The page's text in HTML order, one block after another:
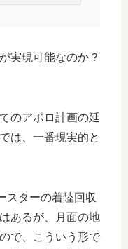
実現可能なのか？
のアポロ計画の延
は、一番現実的と
スターの着陸回収
あるが、月面の地
で、こういう形で